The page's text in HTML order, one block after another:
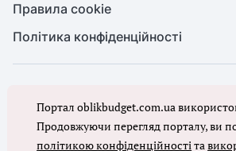
Правила cookie
Політика конфіденційності
Повне або часткове копіювання будь-яких
цитування, публікація їх анотованих оглядів
письмового дозволу редакції порталу
Портал oblikbudget.com.ua
Продовжуючи перегляд порталу, ви
політикою конфіденційностіта